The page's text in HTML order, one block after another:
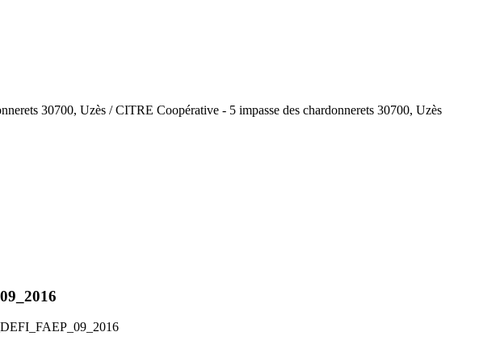
30700, Uzès /CITRE Coopérative - 5 impasse des chardonnerets 30700, Uzès